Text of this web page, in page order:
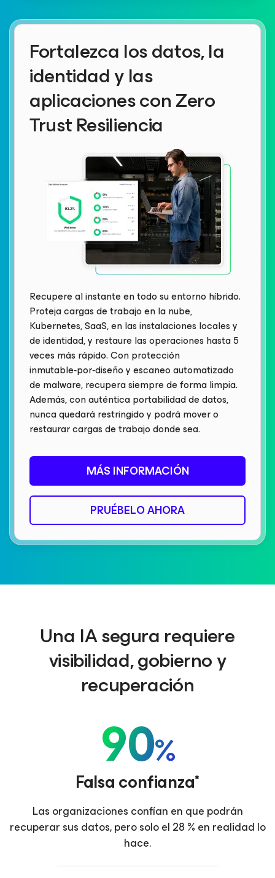
Fortalezca los datos, la
identidad y las
aplicaciones con Zero
Trust Resiliencia
Recupere al instante en todo su entorno híbrido.
Proteja cargas de trabajo en la nube,
Kubernetes, SaaS, en las instalaciones locales y
de identidad, y restaure las operaciones hasta 5
veces más rápido. Con protección
inmutable‑por‑diseño y escaneo automatizado
de malware, recupera siempre de forma limpia.
Además, con auténtica portabilidad de datos,
nunca quedará restringido y podrá mover o
restaurar cargas de trabajo donde sea.
MÁS INFORMACIÓN
PRUÉBELO AHORA
Una IA segura requiere
visibilidad, gobierno y
recuperación
90%
Falsa confianza*
Las organizaciones confían en que podrán
recuperar sus datos, pero solo el 28 % en realidad lo
hace.